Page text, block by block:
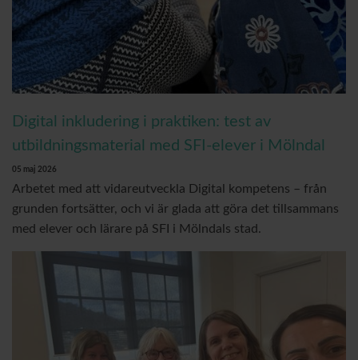
Digital inkludering i praktiken: test av
utbildningsmaterial med SFI-elever i Mölndal
05 maj 2026
Arbetet med att vidareutveckla Digital kompetens – från
grunden fortsätter, och vi är glada att göra det tillsammans
med elever och lärare på SFI i Mölndals stad.